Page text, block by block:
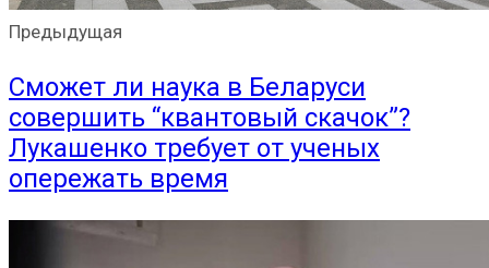
Предыдущая
Сможет ли наука в Беларуси
совершить “квантовый скачок”?
Лукашенко требует от ученых
опережать время